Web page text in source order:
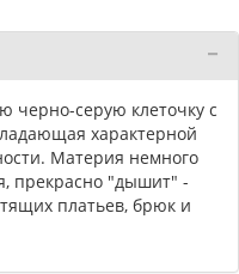
черно-серую клеточку с
характерной
Материя немного
прекрасно "дышит" -
платьев, брюк и